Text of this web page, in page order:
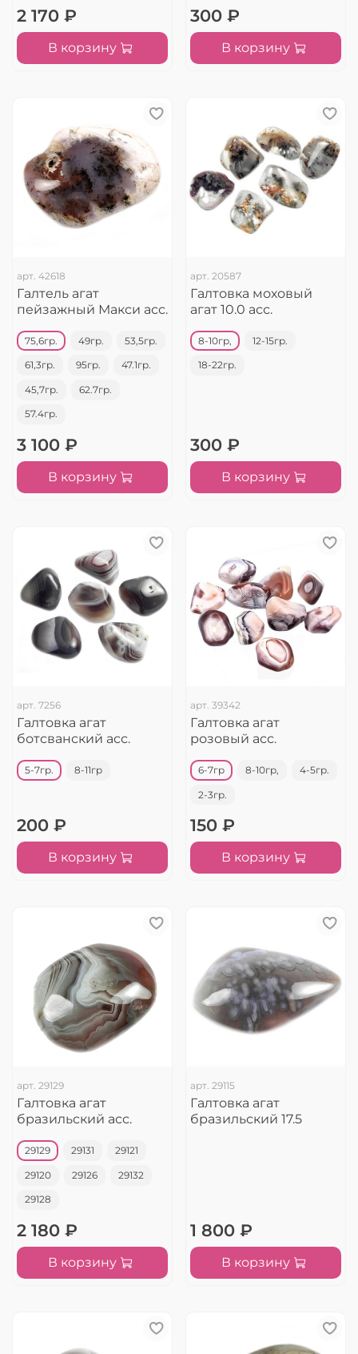
2 170 ₽
В корзину
300 ₽
В корзину
арт. 42618
Галтель агат
пейзажный Макси асс.
75,6гр. 49гр. 53,5гр.
61,3гр. 95гр. 47.1гр.
45,7гр. 62.7гр.
57.4гр.
3 100 ₽
В корзину
арт. 20587
Галтовка моховый
агат 10.0 асс.
8-10гр, 12-15гр.
18-22гр.
300 ₽
В корзину
арт. 7256
Галтовка агат
ботсванский асс.
5-7гр. 8-11гр
200 ₽
В корзину
арт. 39342
Галтовка агат
розовый асс.
6-7гр 8-10гр, 4-5гр.
2-3гр.
150 ₽
В корзину
арт. 29129
Галтовка агат
бразильский асс.
29129 29131 29121
29120 29126 29132
29128
2 180 ₽
В корзину
арт. 29115
Галтовка агат
бразильский 17.5
1 800 ₽
В корзину